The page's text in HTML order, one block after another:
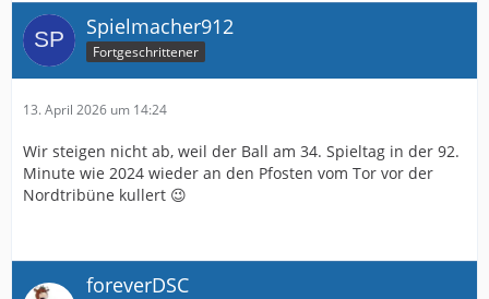
Spielmacher912
Fortgeschrittener
13. April 2026 um 14:24
Wir steigen nicht ab, weil der Ball am 34. Spieltag in der 92.
Minute wie 2024 wieder an den Pfosten vom Tor vor der
Nordtribüne kullert 😉
foreverDSC